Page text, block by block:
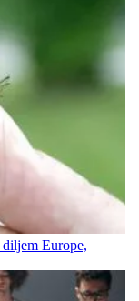
Europe,